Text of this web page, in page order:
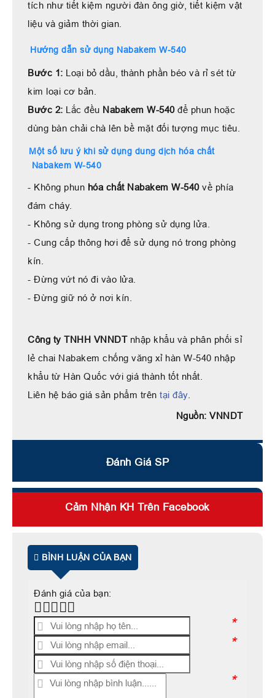
tích như tiết kiệm người đàn ông giờ, tiết kiệm vật
liệu và giảm thời gian.
Hướng dẫn sử dụng Nabakem W-540
Bước 1: Loại bỏ dầu, thành phần béo và rỉ sét từ
kim loại cơ bản.
Bước 2: Lắc đều Nabakem W-540 để phun hoặc
dùng bàn chải chà lên bề mặt đối tượng mục tiêu.
Một số lưu ý khi sử dụng dung dịch hóa chất
Nabakem W-540
- Không phun hóa chất Nabakem W-540về phía
đám cháy.
- Không sử dụng trong phòng sử dụng lửa.
- Cung cấp thông hơi để sử dụng nó trong phòng
kín.
- Đừng vứt nó đi vào lửa.
- Đừng giữ nó ở nơi kín.
Công ty TNHH VNNDTnhập khẩu và phân phối sỉ
lẻ chai Nabakem chống văng xỉ hàn W-540 nhập
khẩu từ Hàn Quốc với giá thành tốt nhất.
Liên hệ báo giá sản phẩm trên tại đây.
Nguồn: VNNDT
Đánh Giá SP
Cảm Nhận KH Trên Facebook
BÌNH LUẬN CỦA BẠN
Đánh giá của bạn:
*
*
*